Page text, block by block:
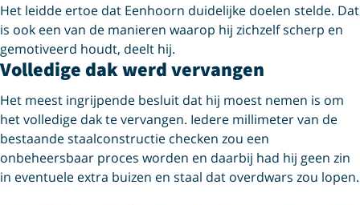
Het leidde ertoe dat Eenhoorn duidelijke doelen stelde. Dat
is ook een van de manieren waarop hij zichzelf scherp en
gemotiveerd houdt, deelt hij.
Volledige dak werd vervangen
Het meest ingrijpende besluit dat hij moest nemen is om
het volledige dak te vervangen. Iedere millimeter van de
bestaande staalconstructie checken zou een
onbeheersbaar proces worden en daarbij had hij geen zin
in eventuele extra buizen en staal dat overdwars zou lopen.